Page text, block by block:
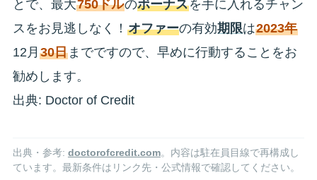
とで、最大750ドルのボーナスを手に入れるチャン
スをお見逃しなく！ オファーの有効期限は2023年
12月 30日までですので、早めに行動することをお
勧めします。
出典: Doctor of Credit
出典・参考: doctorofcredit.com。内容は駐在員目線で再構成し
ています。最新条件はリンク先・公式情報で確認してください。